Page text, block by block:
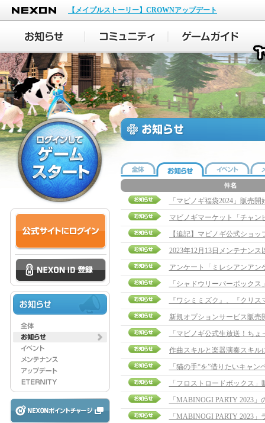
NEXON
【メイプルストーリー】CROWNアップデート
「マビノギ福袋2024」販売
2023年12月13日メンテナン
アンケート「ミレシアンアン
「シャドウリーパーボック
『ワシミミズク』、『クリ
新規オプションサービス販売
「マビノギ公式生放送！ち
作曲スキルと楽器演奏スキル
「猫の手“を”借りたいキャ
「フロストロードボックス
「MABINOGI PARTY 2023
「MABINOGI PARTY 2023